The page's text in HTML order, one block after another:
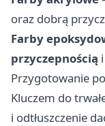
oraz dobrą
Farby
przyczepnością
Przygotowanie
Kluczem do
i odtłuszczenie